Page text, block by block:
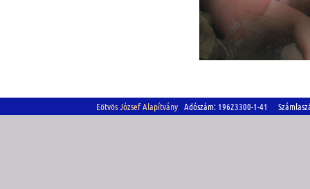
Eötvös József Alapítvány Adószám: 19623300-1-41